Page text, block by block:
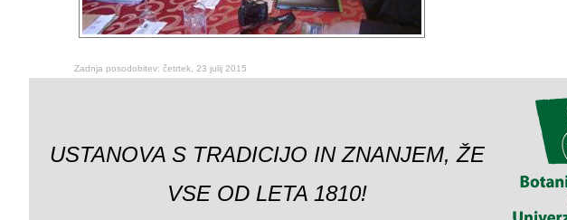
Zadnja posodobitev: četrtek, 23 julij 2015
USTANOVA S TRADICIJO IN ZNANJEM, ŽE
VSE OD LETA 1810!